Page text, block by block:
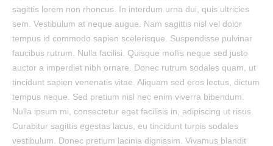
sagittis lorem non rhoncus. In interdum urna dui, quis ultricies
sem. Vestibulum at neque augue. Nam sagittis nisl vel dolor
tempus id commodo sapien scelerisque. Suspendisse pulvinar
faucibus rutrum. Nulla facilisi. Quisque mollis neque sed justo
auctor a imperdiet nibh ornare. Donec rutrum sodales quam, ut
tincidunt sapien venenatis vitae. Aliquam sed eros lectus, dictum
tempus neque. Sed pretium nisl nec enim viverra bibendum.
Nulla ipsum mi, consectetur eget facilisis in, adipiscing ut risus.
Curabitur sagittis egestas lacus, eu tincidunt turpis sodales
vestibulum. Donec pretium lacinia dignissim. Vivamus blandit